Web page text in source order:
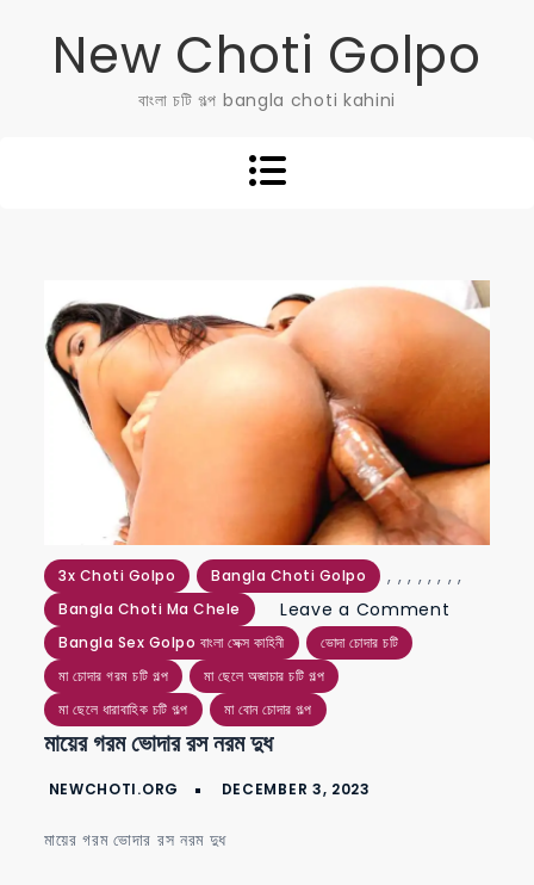
New Choti Golpo
বাংলা চটি গল্প bangla choti kahini
3x Choti Golpo ,
Bangla Choti Golpo ,
Bangla Choti Ma Chele
,
Bangla Sex Golpo বাংলা সেক্স কাহিনী
,
ভোদা চোদার চটি
,
মা চোদার গরম চটি গল্প
,
মা ছেলে অজাচার চটি গল্প
,
মা ছেলে ধারাবাহিক চটি গল্প
,
মা বোন চোদার গল্প
Leave a Comment
মায়ের গরম ভোদার রস নরম দুধ
মায়ের গরম ভোদার রস নরম দুধ